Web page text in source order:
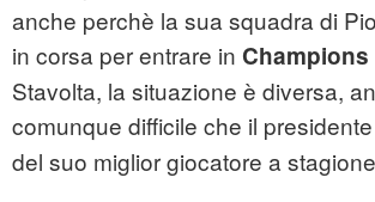
anche perchè la sua squadra di
in corsa per entrare in
Stavolta, la situazione è diversa,
comunque difficile che il presidente
del suo miglior giocatore a